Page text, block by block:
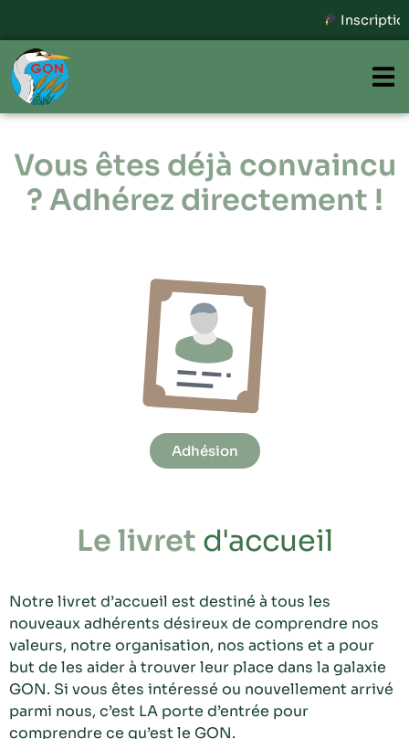
Inscriptions ouvertes -
Vous êtes déjà convaincu
? Adhérez directement !
Adhésion
Le livret d'accueil
Notre livret d’accueil est destiné à tous les
nouveaux adhérents désireux de comprendre nos
valeurs, notre organisation, nos actions et a pour
but de les aider à trouver leur place dans la galaxie
GON. Si vous êtes intéressé ou nouvellement arrivé
parmi nous, c’est LA porte d’entrée pour
comprendre ce qu’est le GON.